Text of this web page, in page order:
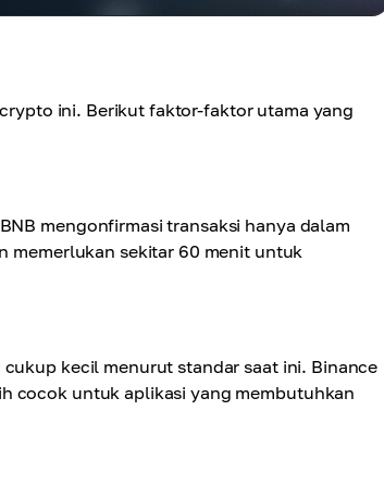
ini. Berikut faktor-faktor utama yang
mengonfirmasi transaksi hanya dalam
memerlukan sekitar 60 menit untuk
kecil menurut standar saat ini. Binance
cocok untuk aplikasi yang membutuhkan